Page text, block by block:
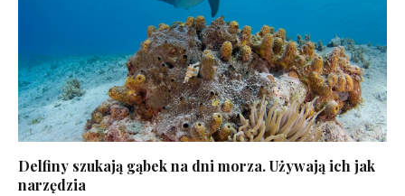
Delfiny szukają gąbek na dni morza. Używają ich jak
narzędzia